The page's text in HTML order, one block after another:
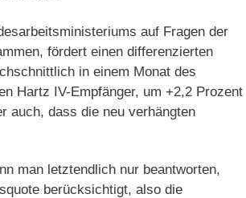
auf Fragen der
fördert einen differenzierten
in einem Monat des
Hartz IV-Empfänger, um +2,2 Prozent
auch, dass die neu verhängten
man letztendlich nur beantworten,
berücksichtigt, also die